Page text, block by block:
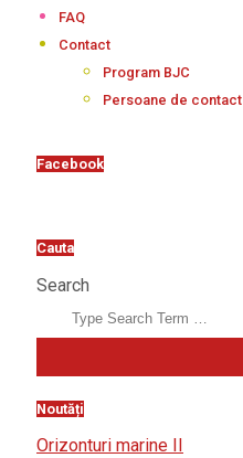
FAQ
Contact
Program BJC
Persoane de contact
Facebook
Cauta
Search
Noutăți
Orizonturi marine II